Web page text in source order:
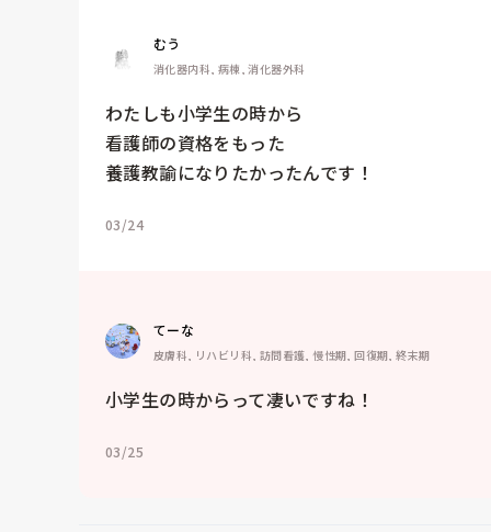
むう
消化器内科, 病棟, 消化器外科
わたしも小学生の時から
看護師の資格をもった
養護教諭になりたかったんです！
03/24
てーな
皮膚科, リハビリ科, 訪問看護, 慢性期, 回復期, 終末期
小学生の時からって凄いですね！
03/25